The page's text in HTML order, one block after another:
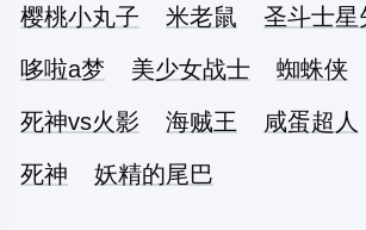
樱桃小丸子
米老鼠 圣斗士星
哆啦a梦
美少女战士 蜘蛛侠
死神vs火影
海贼王 咸蛋超人
死神
妖精的尾巴